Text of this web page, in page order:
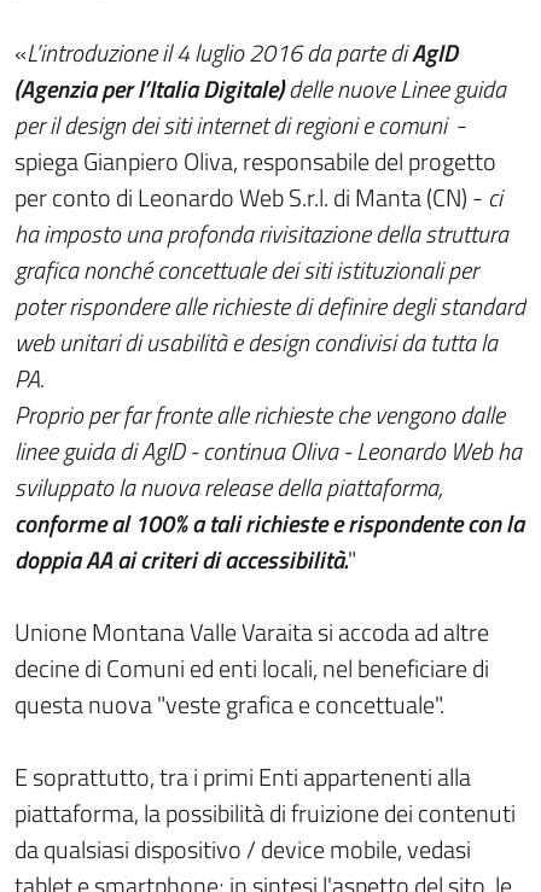
«L’introduzione il 4 luglio 2016 da parte diAgID
(Agenzia per l’Italia Digitale)delle nuove Linee guida
per il design dei siti internet di regioni e comuni-
spiega Gianpiero Oliva, responsabile del progetto
per conto di Leonardo Web S.r.l. di Manta (CN) - ci
ha imposto una profonda rivisitazione della struttura
grafica nonché concettuale dei siti istituzionali per
poter rispondere alle richieste di definire degli standard
web unitari di usabilità e design condivisi da tutta la
PA.
Proprio per far fronte alle richieste che vengono dalle
linee guida di AgID - continua Oliva - Leonardo Web ha
sviluppato la nuova release della piattaforma,
conforme al 100% a tali richieste e rispondente con la
doppia AA ai criteri di accessibilità."
Unione Montana Valle Varaita si accoda ad altre
decine di Comuni ed enti locali, nel beneficiare di
questa nuova "veste grafica e concettuale".
E soprattutto, tra i primi Enti appartenenti alla
piattaforma, la possibilità di fruizione dei contenuti
da qualsiasi dispositivo / device mobile, vedasi